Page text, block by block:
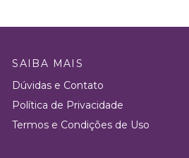
SAIBA MAIS
Dúvidas e Contato
Política de Privacidade
Termos e Condições de Uso